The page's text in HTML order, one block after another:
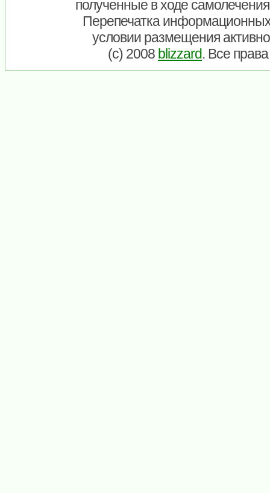
полученные в ходе
Перепечатка
условии размещения
(c) 2008 blizzard. Все